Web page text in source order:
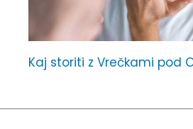
Kaj storiti z Vrečkami pod